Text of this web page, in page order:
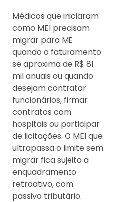
Médicos que iniciaram
como MEI precisam
migrar para ME
quando o faturamento
se aproxima de R$ 81
mil anuais ou quando
desejam contratar
funcionários, firmar
contratos com
hospitais ou participar
de licitações. O MEI que
ultrapassa o limite sem
migrar fica sujeito a
enquadramento
retroativo, com
passivo tributário.